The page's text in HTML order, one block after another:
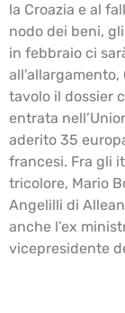
la Croazia e al
nodo dei beni,
in febbraio ci
tavolo il dossier
entrata
aderito 35
francesi. Fra gli
tricolore, Mario
Angelilli di
anche l’ex
vicepresidente